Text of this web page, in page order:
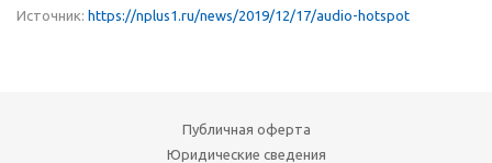
Источник: https://nplus1.ru/news/2019/12/17/audio-hotspot
Публичная оферта
Юридические сведения